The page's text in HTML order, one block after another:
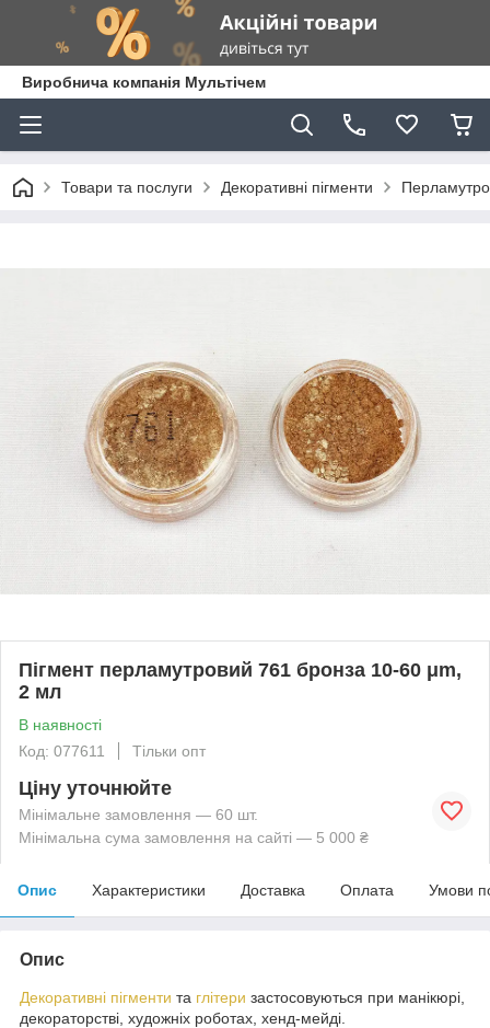
Виробнича компанія Мультічем
Товари та послуги Декоративні пігменти
Пігмент перламутровий 761 бронза 10-60 μm,
2 мл
В наявності
Код: 077611
Тільки опт
Ціну уточнюйте
Мінімальне замовлення — 60 шт.
Мінімальна сума замовлення на сайті — 5 000 ₴
Опис Характеристики Доставка Оплата Умови
Опис
Декоративні пігменти та глітери застосовуються при манікюрі,
декораторстві, художніх роботах, хенд-мейді.